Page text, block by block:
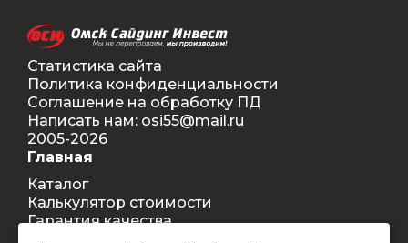
Статистика сайта
Политика конфиденциальности
Соглашение на обработку ПД
Написать нам: osi55@mail.ru
2005-2026
Главная
Каталог
Калькулятор стоимости
Гарантия качества